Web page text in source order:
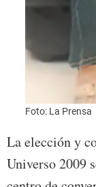
Foto: La Prensa
La elección y
Universo 2009